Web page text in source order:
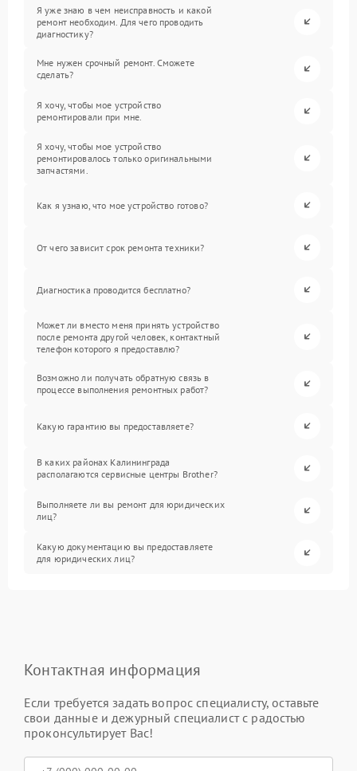
Я уже знаю в чем неисправность и какой
ремонт необходим. Для чего проводить
диагностику?
Мне нужен срочный ремонт. Сможете
сделать?
Я хочу, чтобы мое устройство
ремонтировали при мне.
Я хочу, чтобы мое устройство
ремонтировалось только оригинальными
запчастями.
Как я узнаю, что мое устройство готово?
От чего зависит срок ремонта техники?
Диагностика проводится бесплатно?
Может ли вместо меня принять устройство
после ремонта другой человек, контактный
телефон которого я предоставлю?
Возможно ли получать обратную связь в
процессе выполнения ремонтных работ?
Какую гарантию вы предоставляете?
В каких районах Калининграда
располагаются сервисные центры Brother?
Выполняете ли вы ремонт для юридических
лиц?
Какую документацию вы предоставляете
для юридических лиц?
Контактная информация
Если требуется задать вопрос специалисту, оставьте
свои данные и дежурный специалист с радостью
проконсультирует Вас!